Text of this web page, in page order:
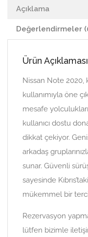
Açıklama
Değerlendirmeler
Ürün Açıklaması
Nissan Note
kullanımıyla öne
mesafe
kullanıcı dostu
dikkat çekiyor.
arkadaş
sunar. Güvenli
sayesinde
mükemmel bir
Rezervasyon
lütfen bizimle